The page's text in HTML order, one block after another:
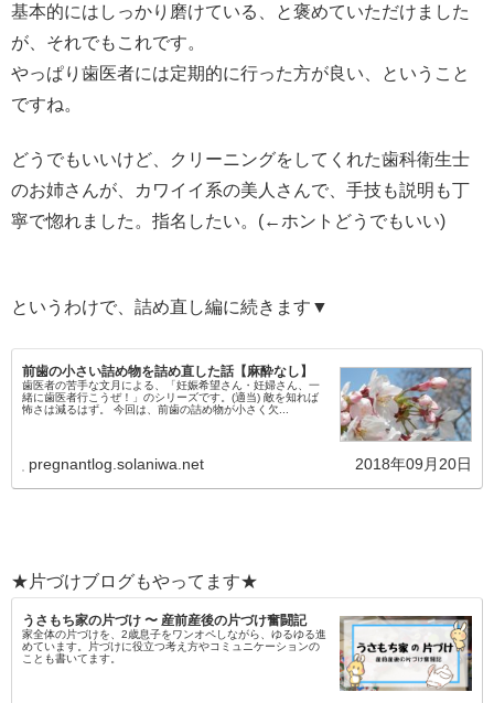
基本的にはしっかり磨けている、と褒めていただけました
が、それでもこれです。
やっぱり歯医者には定期的に行った方が良い、ということ
ですね。
どうでもいいけど、クリーニングをしてくれた歯科衛生士
のお姉さんが、カワイイ系の美人さんで、手技も説明も丁
寧で惚れました。指名したい。(←ホントどうでもいい)
というわけで、詰め直し編に続きます▼
前歯の小さい詰め物を詰め直した話【麻酔なし】
歯医者の苦手な文月による、「妊娠希望さん・妊婦さん、一
緒に歯医者行こうぜ！」のシリーズです。(適当) 敵を知れば
怖さは減るはず。 今回は、前歯の詰め物が小さく欠...
pregnantlog.solaniwa.net 2018年09月20日
★片づけブログもやってます★
うさもち家の片づけ 〜 産前産後の片づけ奮闘記
家全体の片づけを、2歳息子をワンオペしながら、ゆるゆる進
めています。片づけに役立つ考え方やコミュニケーションの
ことも書いてます。